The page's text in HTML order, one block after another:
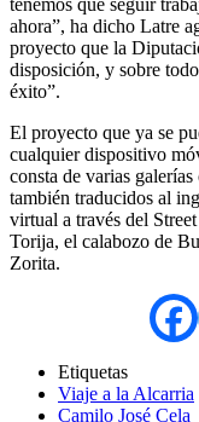
ahora”, ha dicho Latre
proyecto que la
disposición, y sobre
éxito”.
El proyecto que ya se
cualquier dispositivo
consta de varias
también traducidos al
virtual a través del
Torija, el calabozo de
Zorita.
Etiquetas
Viaje a la Alcarria
Camilo José Cela